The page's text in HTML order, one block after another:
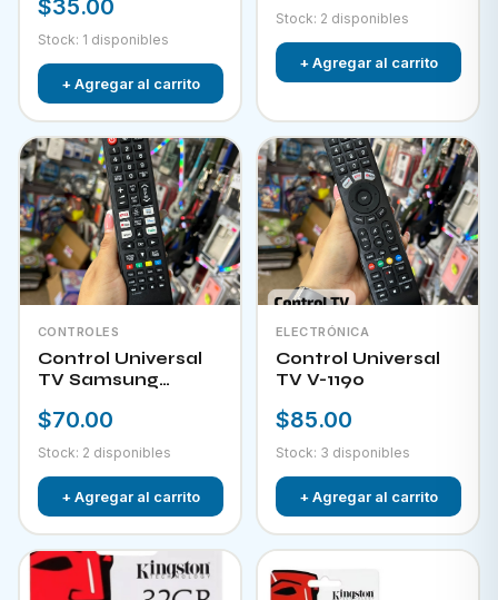
$35.00
Stock: 1 disponibles
+ Agregar al carrito
Stock: 2 disponibles
+ Agregar al carrito
CONTROLES
Control Universal
TV Samsung
$70.00
Stock: 2 disponibles
+ Agregar al carrito
ELECTRÓNICA
Control Universal
TV V-1190
$85.00
Stock: 3 disponibles
+ Agregar al carrito